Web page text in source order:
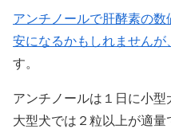
アンチノールで肝酵素の
安になるかもしれません
す。
アンチノールは１日に小型
大型犬では２粒以上が適